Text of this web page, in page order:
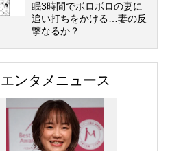
眠3時間でボロボロの妻に
追い打ちをかける…妻の反
撃なるか？
エンタメニュース